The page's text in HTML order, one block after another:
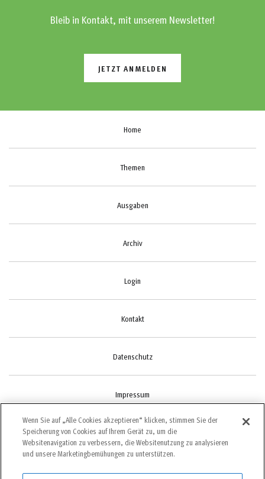
Bleib in Kontakt, mit unserem Newsletter!
JETZT ANMELDEN
Home
Themen
Ausgaben
Archiv
Login
Kontakt
Datenschutz
Impressum
Cookie-Einstellungen
Wenn Sie auf „Alle Cookies akzeptieren“ klicken, stimmen Sie der
Speicherung von Cookies auf Ihrem Gerät zu, um die
Websitenavigation zu verbessern, die Websitenutzung zu analysieren
und unsere Marketingbemühungen zu unterstützen.